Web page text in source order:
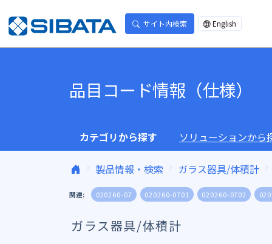
サイト内検索 English
品目コード情報（仕様）
カテゴリから探す ソリューションから
製品情報・検索 ガラス器具/体積計
関連: 020260-07 020260-0701 020260-0702
ガラス器具/体積計